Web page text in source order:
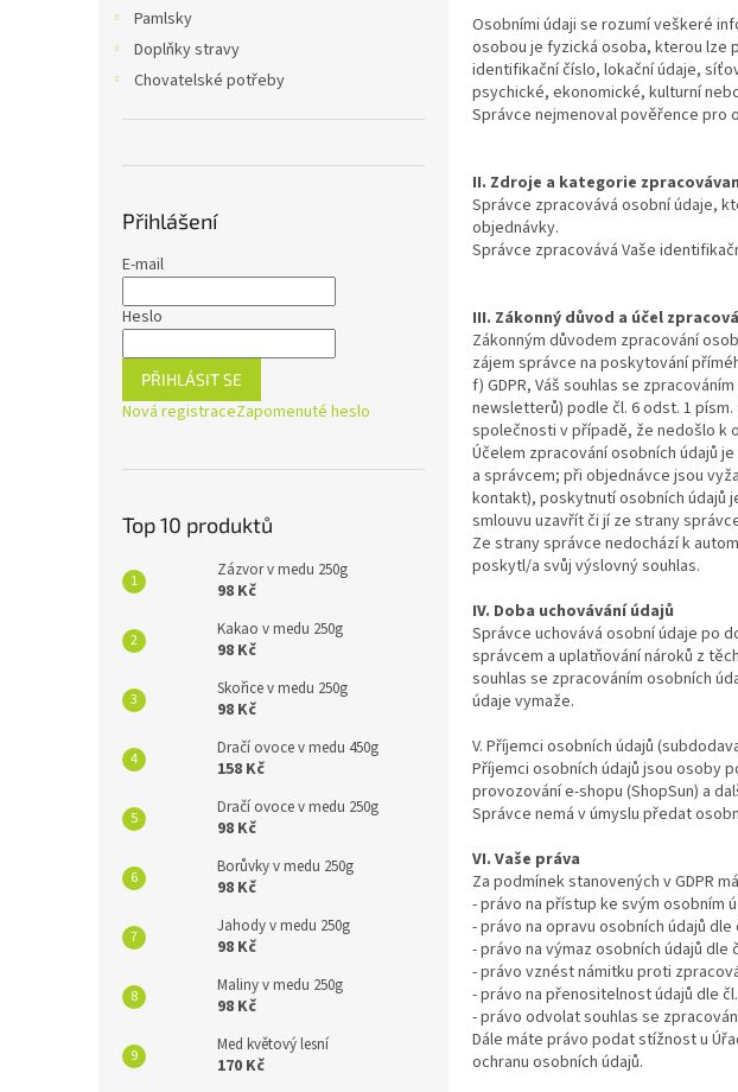
Pamlsky
Doplňky stravy
Chovatelské potřeby
Přihlášení
E-mail
Heslo
PŘIHLÁSIT SE
Nová registraceZapomenuté heslo
Top 10 produktů
Zázvor v medu 250g
98 Kč
Kakao v medu 250g
98 Kč
Skořice v medu 250g
98 Kč
Dračí ovoce v medu 450g
158 Kč
Dračí ovoce v medu 250g
98 Kč
Borůvky v medu 250g
98 Kč
Jahody v medu 250g
98 Kč
Maliny v medu 250g
98 Kč
Med květový lesní
170 Kč
Osobními údaji se rozumí veškeré
osobou je fyzická osoba, kterou lze
identifikační číslo, lokační údaje,
psychické, ekonomické, kulturní
Správce nejmenoval pověřence pro
II. Zdroje a kategorie
Správce zpracovává osobní údaje,
objednávky.
Správce zpracovává Vaše
III. Zákonný důvod a účel
Zákonným důvodem zpracování
zájem správce na poskytování
f) GDPR, Váš souhlas se
newsletterů) podle čl. 6 odst. 1 písm.
společnosti v případě, že nedošlo k
Účelem zpracování osobních údajů
a správcem; při objednávce jsou
kontakt), poskytnutí osobních údajů
smlouvu uzavřít či jí ze strany
Ze strany správce nedochází k
poskytl/a svůj výslovný souhlas.
IV. Doba uchovávání údajů
Správce uchovává osobní údaje po
správcem a uplatňování nároků z
souhlas se zpracováním osobních
údaje vymaže.
V. Příjemci osobních údajů
Příjemci osobních údajů jsou osoby
provozování e-shopu (ShopSun) a
Správce nemá v úmyslu předat
VI. Vaše práva
Za podmínek stanovených v GDPR
- právo na přístup ke svým osobním
- právo na opravu osobních údajů dle
- právo na výmaz osobních údajů dle
- právo vznést námitku proti
- právo na přenositelnost údajů dle čl.
- právo odvolat souhlas se
Dále máte právo podat stížnost u
ochranu osobních údajů.